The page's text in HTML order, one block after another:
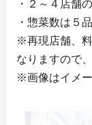
・２～４店舗
・惣菜数は５
※再現店舗、
なりますので
※画像はイメー